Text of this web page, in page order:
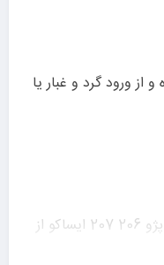
و از ورود گرد و غبار یا
این خار به‌طور دقیق برای مدل‌های پژو 206 و 207 طراحی شده است و با نصب آسان خود، به‌طور مؤثری از درز گرفتن یا جابجایی نوار سقف جلوگیری می‌کند. خرید خار نوار سقف پژو 206 207 ایساکو از